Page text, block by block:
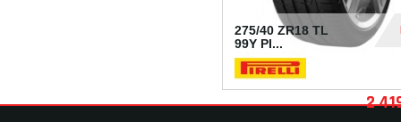
275/40 ZR18 TL
99Y PI...
2